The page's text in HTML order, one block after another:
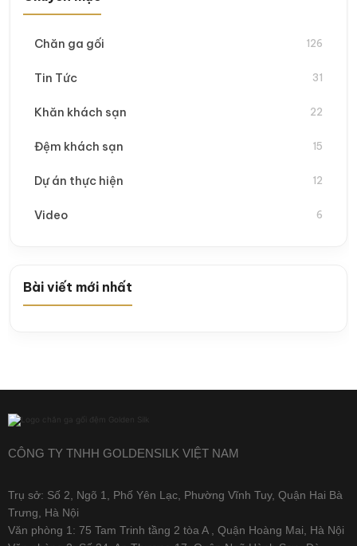
Chăn ga gối 126
Tin Tức 31
Khăn khách sạn 22
Đệm khách sạn 15
Dự án thực hiện 12
Video 6
Bài viết mới nhất
CÔNG TY TNHH GOLDENSILK VIỆT NAM
Trụ sở: Số 2, Ngõ 1, Phố Yên Lạc, Phường Vĩnh Tuy, Quận Hai Bà
Trưng, Hà Nội
Văn phòng 1: 75 Tam Trinh tầng 2 tòa A , Quận Hoàng Mai, Hà Nội